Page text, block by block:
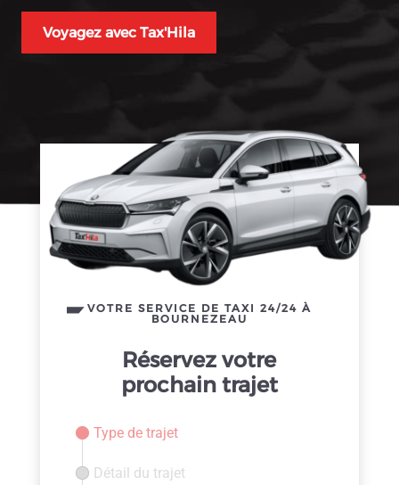
Voyagez avec Tax'Hila
VOTRE SERVICE DE TAXI 24/24 À
BOURNEZEAU
Réservez votre
prochain trajet
Type de trajet
Détail du trajet